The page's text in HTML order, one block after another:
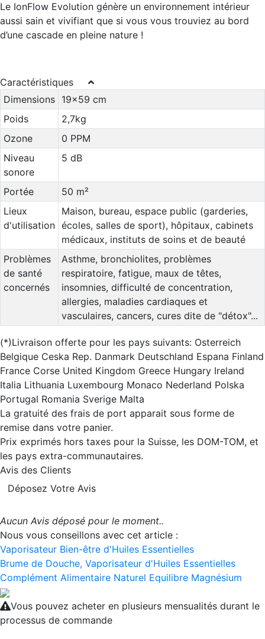
Le IonFlow Evolution génère un environnement intérieur
aussi sain et vivifiant que si vous vous trouviez au bord
d’une cascade en pleine nature !
Caractéristiques
Dimensions
19x59 cm
Poids
2,7kg
Ozone
0 PPM
Niveau
sonore
5 dB
Portée
50 m²
Lieux
d'utilisation
Maison, bureau, espace public (garderies,
écoles, salles de sport), hôpitaux, cabinets
médicaux, instituts de soins et de beauté
Problèmes
de santé
concernés
Asthme, bronchiolites, problèmes
respiratoire, fatigue, maux de têtes,
insomnies, difficulté de concentration,
allergies, maladies cardiaques et
vasculaires, cancers, cures dite de "détox"...
(*)Livraison offerte pour les pays suivants: Osterreich
Belgique Ceska Rep. Danmark Deutschland Espana Finland
France Corse United Kingdom Greece Hungary Ireland
Italia Lithuania Luxembourg Monaco Nederland Polska
Portugal Romania Sverige Malta
La gratuité des frais de port apparait sous forme de
remise dans votre panier.
Prix exprimés hors taxes pour la Suisse, les DOM-TOM, et
les pays extra-communautaires.
Avis des Clients
Déposez Votre Avis
Aucun Avis déposé pour le moment..
Nous vous conseillons avec cet article :
Vaporisateur Bien-être d'Huiles Essentielles
Brume de Douche, Vaporisateur d'Huiles Essentielles
Complément Alimentaire Naturel Equilibre Magnésium
Vous pouvez acheter en plusieurs mensualités durant le
processus de commande